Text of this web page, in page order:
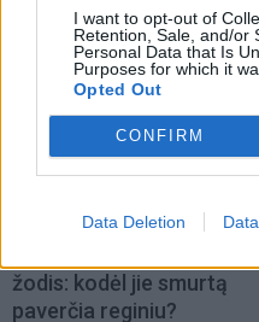
I want to opt-out of
Retention, Sale, and/or
Personal Data that Is
Purposes for which it
Opted Out
CONFIRM
Data Deletion
Po paauglių smurto
žodis: kodėl jie smurtą
paverčia reginiu?